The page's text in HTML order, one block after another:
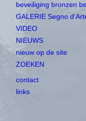
beveiliging bronzen
GALERIE Segno
VIDEO
NIEUWS
nieuw op de site
ZOEKEN
contact
links